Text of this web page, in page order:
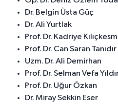
Dr. Belgin Üsta Güç
Dr. Ali Yurtlak
Prof. Dr. Kadriye
Prof. Dr. Can Saran Tanıdır
Uzm. Dr. Ali Demirhan
Prof. Dr. Selman Vefa
Prof. Dr. Uğur Özkan
Dr. Miray Sekkin Eser